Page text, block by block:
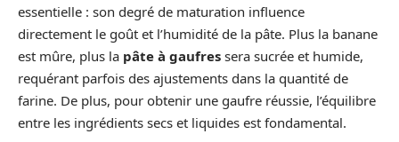
essentielle : son degré de maturation influence
directement le goût et l’humidité de la pâte. Plus la banane
est mûre, plus la pâte à gaufres sera sucrée et humide,
requérant parfois des ajustements dans la quantité de
farine. De plus, pour obtenir une gaufre réussie, l’équilibre
entre les ingrédients secs et liquides est fondamental.